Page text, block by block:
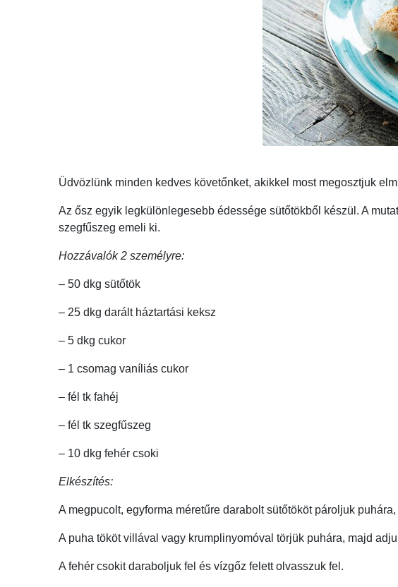
Üdvözlünk minden kedves követőnket, akikkel most megosztjuk
Az ősz egyik legkülönlegesebb édessége sütőtökből készül. A
szegfűszeg emeli ki.
Hozzávalók 2 személyre:
– 50 dkg sütőtök
– 25 dkg darált háztartási keksz
– 5 dkg cukor
– 1 csomag vaníliás cukor
– fél tk fahéj
– fél tk szegfűszeg
– 10 dkg fehér csoki
Elkészítés:
A megpucolt, egyforma méretűre darabolt sütőtököt pároljuk
A puha tököt villával vagy krumplinyomóval törjük puhára, majd
A fehér csokit daraboljuk fel és vízgőz felett olvasszuk fel.